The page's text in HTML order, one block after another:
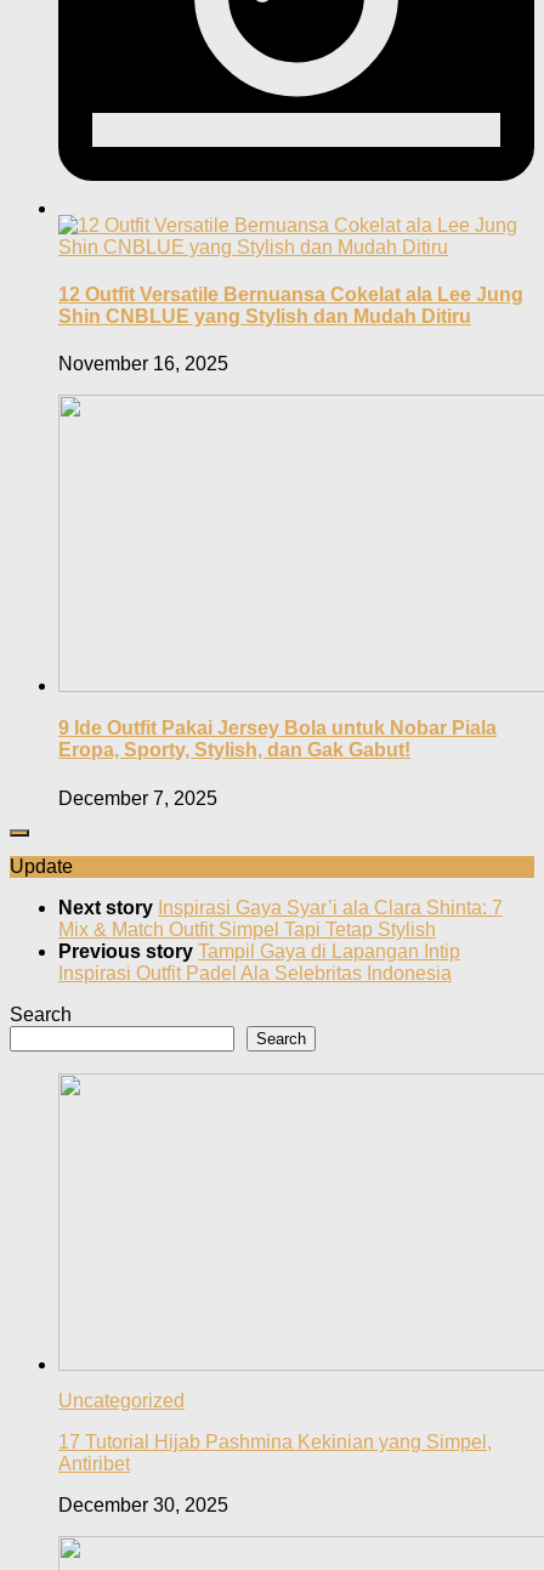
12 Outfit Versatile Bernuansa Cokelat ala Lee Jung
Shin CNBLUE yang Stylish dan Mudah Ditiru
November 16, 2025
9 Ide Outfit Pakai Jersey Bola untuk Nobar Piala
Eropa, Sporty, Stylish, dan Gak Gabut!
December 7, 2025
Update
Next story Inspirasi Gaya Syar’i ala Clara Shinta: 7
Mix & Match Outfit Simpel Tapi Tetap Stylish
Previous story Tampil Gaya di Lapangan Intip
Inspirasi Outfit Padel Ala Selebritas Indonesia
Search
Search
Uncategorized
17 Tutorial Hijab Pashmina Kekinian yang Simpel,
Antiribet
December 30, 2025